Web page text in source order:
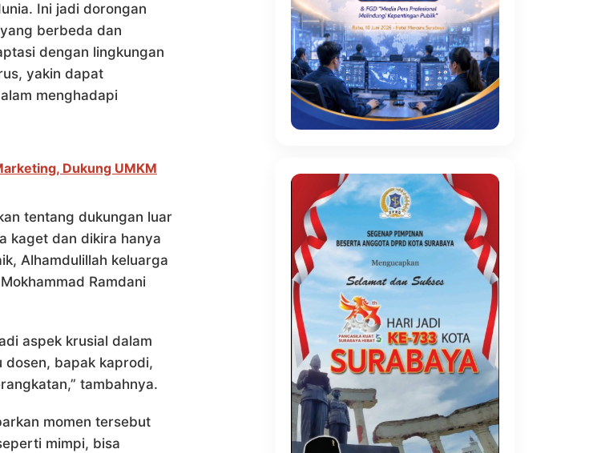
Ini jadi dorongan
berbeda dan
dengan lingkungan
yakin dapat
menghadapi
Dukung UMKM
tentang dukungan luar
kaget dan dikira hanya
Alhamdulillah keluarga
Ramdani
aspek krusial dalam
dosen, bapak kaprodi,
tambahnya.
momen tersebut
mimpi, bisa